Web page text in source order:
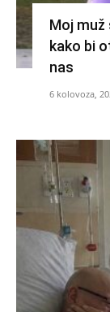
Moj muž
kako bi
nas
6 kolovoza,